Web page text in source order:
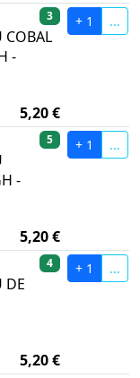
COBAL
-
3
5,20 €
+ 1 ...
-
5
5,20 €
+ 1 ...
DE
4
5,20 €
+ 1 ...